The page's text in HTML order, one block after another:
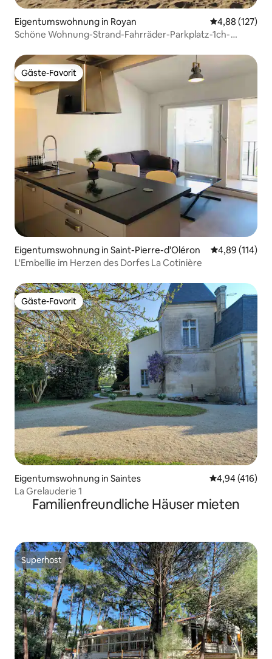
Eigentumswohnung in Royan
4,88 (127)
Schöne Wohnung-Strand-Fahrräder-Parkplatz-1ch-
Gäste-Favorit
Gäste-Favorit
Eigentumswohnung in Saint-Pierre-d'Oléron
4,89 (114)
L'Embellie im Herzen des Dorfes La Cotinière
Gäste-Favorit
Gäste-Favorit
Eigentumswohnung in Saintes
4,94 (416)
La Grelauderie 1
Familienfreundliche Häuser mieten
Superhost
Superhost